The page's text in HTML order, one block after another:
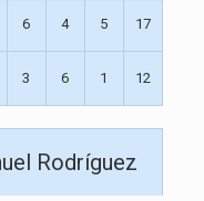
6 4 5 17
3 6 1 12
Rodríguez